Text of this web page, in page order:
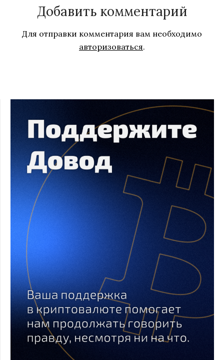
Добавить комментарий
Для отправки комментария вам необходимо
авторизоваться.